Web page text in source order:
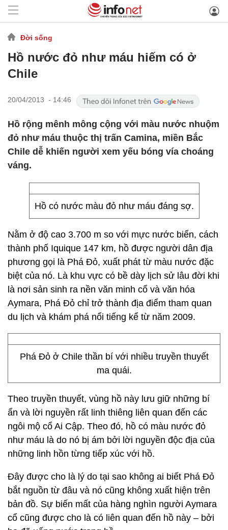
Đời sống
Hồ nước đỏ như máu hiếm có ở
Chile
20/04/2013 - 14:46
Hồ rộng mênh mông cộng với màu nước nhuộm
đỏ như máu thuộc thị trấn Camina, miền Bắc
Chile dễ khiến người xem yếu bóng vía choáng
váng.
Hồ có nước màu đỏ như máu đáng sợ.
Nằm ở độ cao 3.700 m so với mực nước biển, cách
thành phố Iquique 147 km, hồ được người dân địa
phương gọi là Phá Đỏ, xuất phát từ màu nước đặc
biệt của nó. Là khu vực có bề dày lịch sử lâu đời khi
là nơi sản sinh ra nền văn minh cổ và văn hóa
Aymara, Phá Đỏ chỉ trở thành địa điểm tham quan
du lịch và khám phá nổi tiếng kể từ năm 2009.
Phá Đỏ ở Chile thần bí với nhiều truyền thuyết
ma quái.
Theo truyền thuyết, vùng hồ này lưu giữ những bí
ẩn và lời nguyền rất linh thiêng liên quan đến các
ngôi mộ cổ Ai Cập. Theo đó, hồ có màu nước đỏ
như máu là do nó bị ám bởi lời nguyền độc địa của
những linh hồn từng tiếp xúc với hồ.
Đây được cho là lý do tại sao không ai biết Phá Đỏ
bắt nguồn từ đâu và nó cũng không xuất hiện trên
bản đồ. Sự biến mất của hàng nghìn người Aymara
cổ cũng được cho là có liên quan đến hồ này – bởi